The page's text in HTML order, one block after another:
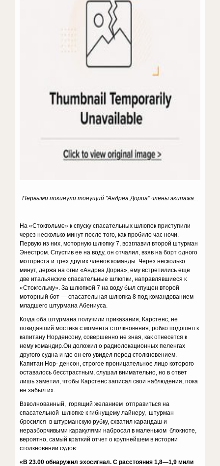
Первыми покинули тонущий "Андреа Дориа" члены экипажа...
На «Стокгольме» к спуску спасательных шлюпок приступили
через несколько минут после того, как пробило час ночи.
Первую из них, моторную шлюпку 7, возглавил второй штурман
Энестром. Спустив ее на воду, он отчалил, взяв на борт одного
моториста и трех других членов команды. Через несколько
минут, держа на огни «Андреа Дориа», ему встретились еще
две итальянские спасательные шлюпки, направлявшиеся к
«Стокгольму». За шлюпкой 7 на воду был спущен второй
моторный бот — спасательная шлюпка 8 под командованием
младшего штурмана Абениуса.
Когда оба штурмана получили приказания, Карстенс, не
покидавший мостика с момента столкновения, робко подошел к
капитану Норденсону, совершенно не зная, как отнесется к
нему командир.Он доложил о радиолокационных пеленгах
другого судна и где он его увидел перед столкновением.
Капитан Нор- денсон, строгое проницательное лицо которого
оставалось бесстрастным, слушал внимательно, но в ответ
лишь заметил, чтобы Карстенс записал свои наблюдения, пока
не забыл их.
Взволнованный, горящий желанием отправиться на
спасательной шлюпке к гибнущему лайнеру, штурман
бросился в штурманскую рубку, схватил карандаш и
неразборчивыми каракулями набросал в маленьком блокноте,
вероятно, самый краткий отчет о крупнейшем в истории
столкновении судов:
«В 23.00 обнаружил эхосигнал. С расстояния 1,8—1,9 мили